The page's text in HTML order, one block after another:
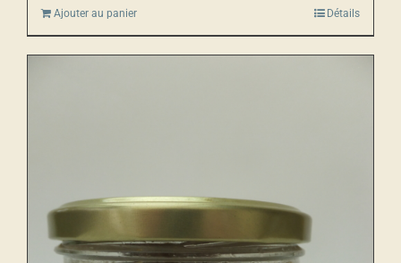
Ajouter au panier Détails